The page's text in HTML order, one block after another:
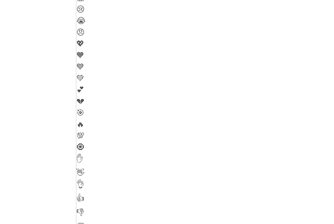
😢
😭
😠
💖
🧡
💙
💚
💕
💔
🎯
🔥
💯
🧿
✋
👋
👌
👍
👎